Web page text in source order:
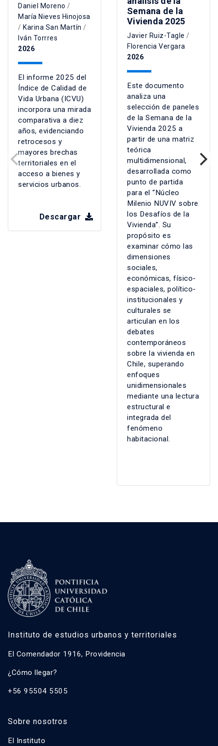
Daniel Moreno /
María Nieves Hinojosa
/ Karina San Martín /
Iván Torrres
2026
El informe 2025 del
Índice de Calidad de
Vida Urbana (ICVU)
incorpora una mirada
comparativa a diez
años, evidenciando
retrocesos y
mayores brechas
territoriales en el
acceso a bienes y
servicios urbanos.
Descargar
Semana de la
Vivienda 2025
Javier Ruiz-Tagle /
Florencia Vergara
2026
Este documento
analiza una
selección de paneles
de la Semana de la
Vivienda 2025 a
partir de una matriz
teórica
multidimensional,
desarrollada como
punto de partida
para el “Núcleo
Milenio NUVIV sobre
los Desafíos de la
Vivienda”. Su
propósito es
examinar cómo las
dimensiones
sociales,
económicas, físico-
espaciales, político-
institucionales y
culturales se
articulan en los
debates
contemporáneos
sobre la vivienda en
Chile, superando
enfoques
unidimensionales
mediante una lectura
estructural e
integrada del
fenómeno
habitacional.
Instituto de estudios urbanos y territoriales
El Comendador 1916, Providencia
¿Cómo llegar?
+56 95504 5505
Sobre nosotros
El Instituto